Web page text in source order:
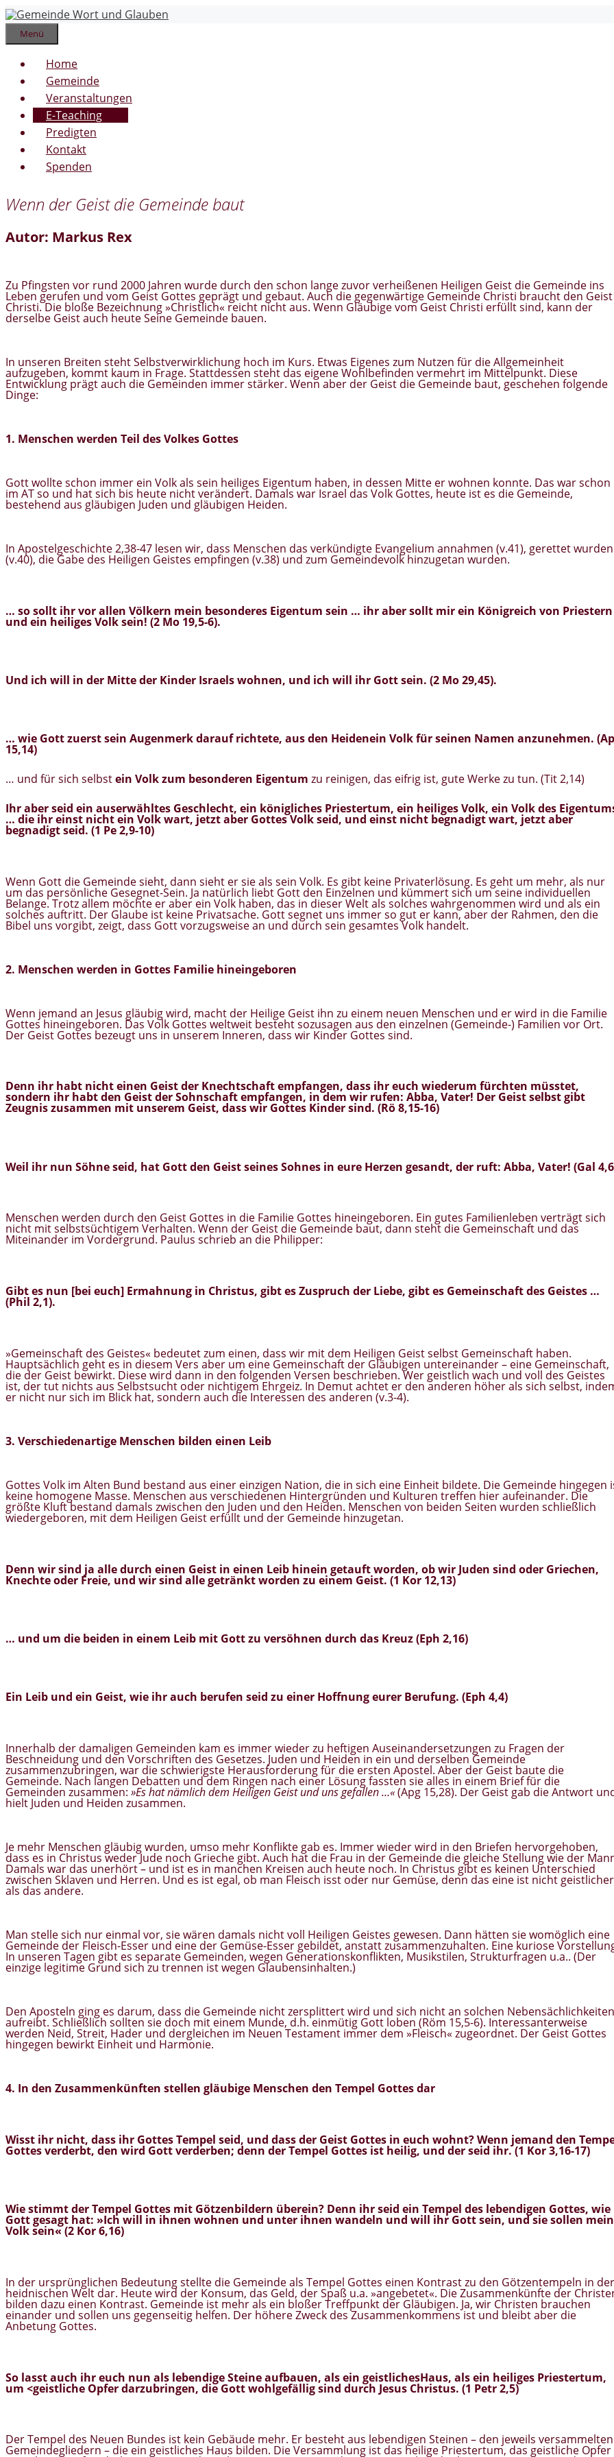
Zum
Inhalt
springen
Menü
Home
Gemeinde
Veranstaltungen
E-Teaching
Predigten
Kontakt
Spenden
Wenn der Geist die Gemeinde baut
Autor: Markus Rex
Zu Pfingsten vor rund 2000 Jahren wurde durch den schon lange zuvor verheißenen Heiligen Geist die Gemeinde ins
Leben gerufen und vom Geist Gottes geprägt und gebaut. Auch die gegenwärtige Gemeinde Christi braucht den Geist
Christi. Die bloße Bezeichnung »Christlich« reicht nicht aus. Wenn Gläubige vom Geist Christi erfüllt sind, kann der
derselbe Geist auch heute Seine Gemeinde bauen.
In unseren Breiten steht Selbstverwirklichung hoch im Kurs. Etwas Eigenes zum Nutzen für die Allgemeinheit
aufzugeben, kommt kaum in Frage. Stattdessen steht das eigene Wohlbefinden vermehrt im Mittelpunkt. Diese
Entwicklung prägt auch die Gemeinden immer stärker. Wenn aber der Geist die Gemeinde baut, geschehen folgende
Dinge:
1. Menschen werden Teil des Volkes Gottes
Gott wollte schon immer ein Volk als sein heiliges Eigentum haben, in dessen Mitte er wohnen konnte. Das war schon
im AT so und hat sich bis heute nicht verändert. Damals war Israel das Volk Gottes, heute ist es die Gemeinde,
bestehend aus gläubigen Juden und gläubigen Heiden.
In Apostelgeschichte 2,38-47 lesen wir, dass Menschen das verkündigte Evangelium annahmen (v.41), gerettet wurden
(v.40), die Gabe des Heiligen Geistes empfingen (v.38) und zum Gemeindevolk hinzugetan wurden.
… so sollt ihr vor allen Völkern mein besonderes Eigentum sein … ihr aber sollt mir ein Königreich von Priestern
und ein heiliges Volksein! (2 Mo 19,5-6).
Und ich will in der Mitte der Kinder Israels wohnen, und ich will ihr Gott sein. (2 Mo 29,45).
… wie Gott zuerst sein Augenmerk darauf richtete, aus den Heidenein Volk für seinen Namen anzunehmen.
15,14)
… und für sich selbstein Volk zum besonderen Eigentum zu reinigen, das eifrig ist, gute Werke zu tun. (Tit 2,14)
Ihr aber seid ein auserwähltes Geschlecht, ein königliches Priestertum, ein heiliges Volk, ein Volk des
… die ihr einst nicht ein Volk wart, jetzt aber Gottes Volkseid, und einst nicht begnadigt wart, jetzt aber
begnadigt seid. (1 Pe 2,9-10)
Wenn Gott die Gemeinde sieht, dann sieht er sie als sein Volk. Es gibt keine Privaterlösung. Es geht um mehr, als nur
um das persönliche Gesegnet-Sein. Ja natürlich liebt Gott den Einzelnen und kümmert sich um seine individuellen
Belange. Trotz allem möchte er aber ein Volk haben, das in dieser Welt als solches wahrgenommen wird und als ein
solches auftritt. Der Glaube ist keine Privatsache. Gott segnet uns immer so gut er kann, aber der Rahmen, den die
Bibel uns vorgibt, zeigt, dass Gott vorzugsweise an und durch sein gesamtes Volk handelt.
2. Menschen werden in Gottes Familie hineingeboren
Wenn jemand an Jesus gläubig wird, macht der Heilige Geist ihn zu einem neuen Menschen und er wird in die Familie
Gottes hineingeboren. Das Volk Gottes weltweit besteht sozusagen aus den einzelnen (Gemeinde-) Familien vor Ort.
Der Geist Gottes bezeugt uns in unserem Inneren, dass wir Kinder Gottes sind.
Denn ihr habt nicht einen Geist der Knechtschaft empfangen, dass ihr euch wiederum fürchten müsstet,
sondern ihr habtden Geist der Sohnschaftempfangen, in dem wir rufen: Abba, Vater! Der Geist selbst gibt
Zeugniszusammen mit unserem Geist, dass wir Gottes Kinder sind. (Rö 8,15-16)
Weil ihr nun Söhne seid, hat Gottden Geist seines Sohnes in eure Herzen gesandt, der ruft: Abba, Vater! (Gal
Menschen werden durch den Geist Gottes in die Familie Gottes hineingeboren. Ein gutes Familienleben verträgt sich
nicht mit selbstsüchtigem Verhalten. Wenn der Geist die Gemeinde baut, dann steht die Gemeinschaft und das
Miteinander im Vordergrund. Paulus schrieb an die Philipper:
Gibt es nun [bei euch] Ermahnung in Christus, gibt es Zuspruch der Liebe, gibt es Gemeinschaft des Geistes …
(Phil 2,1).
»Gemeinschaft des Geistes« bedeutet zum einen, dass wir mit dem Heiligen Geist selbst Gemeinschaft haben.
Hauptsächlich geht es in diesem Vers aber um eine Gemeinschaft der Gläubigen untereinander – eine Gemeinschaft,
die der Geist bewirkt. Diese wird dann in den folgenden Versen beschrieben. Wer geistlich wach und voll des Geistes
ist, der tut nichts aus Selbstsucht oder nichtigem Ehrgeiz. In Demut achtet er den anderen höher als sich selbst,
er nicht nur sich im Blick hat, sondern auch die Interessen des anderen (v.3-4).
3. Verschiedenartige Menschen bilden einen Leib
Gottes Volk im Alten Bund bestand aus einer einzigen Nation, die in sich eine Einheit bildete. Die Gemeinde hingegen
keine homogene Masse. Menschen aus verschiedenen Hintergründen und Kulturen treffen hier aufeinander. Die
größte Kluft bestand damals zwischen den Juden und den Heiden. Menschen von beiden Seiten wurden schließlich
wiedergeboren, mit dem Heiligen Geist erfüllt und der Gemeinde hinzugetan.
Denn wir sind ja alledurch einen Geist in einen Leib hinein getauft worden, ob wir Juden sind oder Griechen,
Knechte oder Freie, und wir sind alle getränkt worden zu einem Geist. (1 Kor 12,13)
… und um die beiden in einem Leib mit Gott zu versöhnen durch das Kreuz (Eph 2,16)
Ein Leib und ein Geist, wie ihr auch berufen seid zu einer Hoffnung eurer Berufung. (Eph 4,4)
Innerhalb der damaligen Gemeinden kam es immer wieder zu heftigen Auseinandersetzungen zu Fragen der
Beschneidung und den Vorschriften des Gesetzes. Juden und Heiden in ein und derselben Gemeinde
zusammenzubringen, war die schwierigste Herausforderung für die ersten Apostel. Aber der Geist baute die
Gemeinde. Nach langen Debatten und dem Ringen nach einer Lösung fassten sie alles in einem Brief für die
Gemeinden zusammen: »Es hat nämlich dem Heiligen Geist und uns gefallen …«(Apg 15,28). Der Geist gab die Antwort
hielt Juden und Heiden zusammen.
Je mehr Menschen gläubig wurden, umso mehr Konflikte gab es. Immer wieder wird in den Briefen hervorgehoben,
dass es in Christus weder Jude noch Grieche gibt. Auch hat die Frau in der Gemeinde die gleiche Stellung wie der
Damals war das unerhört – und ist es in manchen Kreisen auch heute noch. In Christus gibt es keinen Unterschied
zwischen Sklaven und Herren. Und es ist egal, ob man Fleisch isst oder nur Gemüse, denn das eine ist nicht geistlicher
als das andere.
Man stelle sich nur einmal vor, sie wären damals nicht voll Heiligen Geistes gewesen. Dann hätten sie womöglich eine
Gemeinde der Fleisch-Esser und eine der Gemüse-Esser gebildet, anstatt zusammenzuhalten. Eine kuriose
In unseren Tagen gibt es separate Gemeinden, wegen Generationskonflikten, Musikstilen, Strukturfragen u.a.. (Der
einzige legitime Grund sich zu trennen ist wegen Glaubensinhalten.)
Den Aposteln ging es darum, dass die Gemeinde nicht zersplittert wird und sich nicht an solchen Nebensächlichkeiten
aufreibt. Schließlich sollten sie doch mit einem Munde, d.h. einmütig Gott loben (Röm 15,5-6). Interessanterweise
werden Neid, Streit, Hader und dergleichen im Neuen Testament immer dem »Fleisch« zugeordnet. Der Geist Gottes
hingegen bewirkt Einheit und Harmonie.
4. In den Zusammenkünften stellen gläubige Menschen den Tempel Gottes dar
Wisst ihr nicht, dass ihr Gottes Tempel seid, und dass der Geist Gottes in euch wohnt? Wenn jemand den
Gottes verderbt, den wird Gott verderben; denn der Tempel Gottes ist heilig, und der seid ihr. (1 Kor 3,16-17)
Wie stimmt der Tempel Gottes mit Götzenbildern überein? Denn ihr seid ein Tempel des lebendigen Gottes, wie
Gott gesagt hat: »Ich will in ihnen wohnen und unter ihnen wandeln und will ihr Gott sein, und sie sollen mein
Volk sein« (2 Kor 6,16)
In der ursprünglichen Bedeutung stellte die Gemeinde als Tempel Gottes einen Kontrast zu den Götzentempeln in der
heidnischen Welt dar. Heute wird der Konsum, das Geld, der Spaß u.a. »angebetet«. Die Zusammenkünfte der
bilden dazu einen Kontrast. Gemeinde ist mehr als ein bloßer Treffpunkt der Gläubigen. Ja, wir Christen brauchen
einander und sollen uns gegenseitig helfen. Der höhere Zweck des Zusammenkommens ist und bleibt aber die
Anbetung Gottes.
So lasst auch ihr euch nun als lebendige Steine aufbauen, als ein geistlichesHaus, als ein heiliges Priestertum,
um <geistliche Opferdarzubringen, die Gott wohlgefällig sind durch Jesus Christus. (1 Petr 2,5)
Der Tempel des Neuen Bundes ist kein Gebäude mehr. Er besteht aus lebendigen Steinen – den jeweils versammelten
Gemeindegliedern – die ein geistliches Haus bilden. Die Versammlung ist das heilige Priestertum, das geistliche Opfer